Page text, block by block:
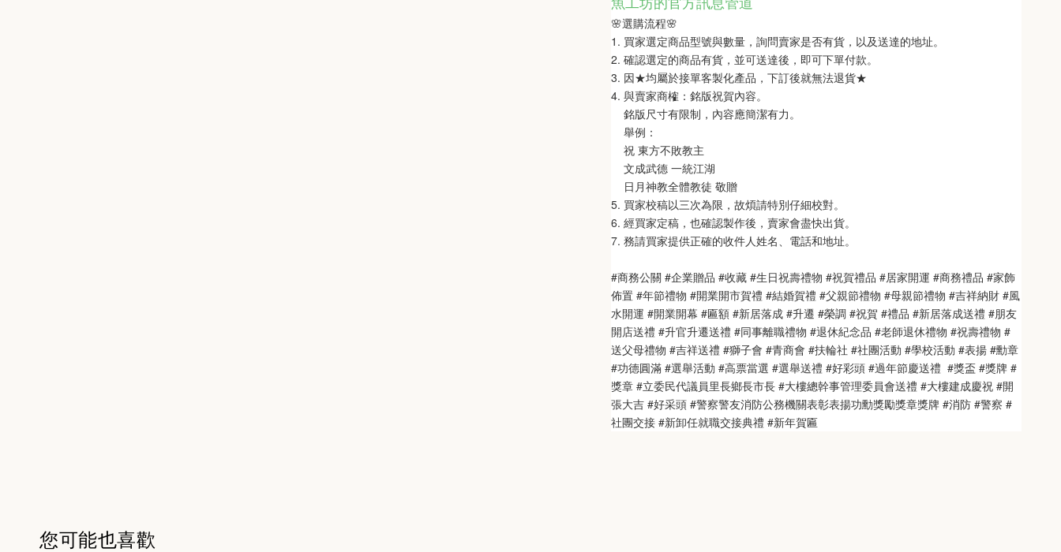
🌸選購流程🌸
1. 買家選定商品型號與數量，詢問賣家是否有貨，以及送達的地址。
2. 確認選定的商品有貨，並可送達後，即可下單付款。
3. 因★均屬於接單客製化產品，下訂後就無法退貨★
4. 與賣家商榷：銘版祝賀內容。
銘版尺寸有限制，內容應簡潔有力。
舉例：
祝 東方不敗教主
文成武德 一統江湖
日月神教全體教徒 敬贈
5. 買家校稿以三次為限，故煩請特別仔細校對。
6. 經買家定稿，也確認製作後，賣家會盡快出貨。
7. 務請買家提供正確的收件人姓名、電話和地址。
#商務公關 #企業贈品 #收藏 #生日祝壽禮物 #祝賀禮品 #居家開運 #商務禮品 #家飾
佈置 #年節禮物 #開業開市賀禮 #結婚賀禮 #父親節禮物 #母親節禮物 #吉祥納財 #風
水開運 #開業開幕 #匾額 #新居落成 #升遷 #榮調 #祝賀 #禮品 #新居落成送禮 #朋友
開店送禮 #升官升遷送禮 #同事離職禮物 #退休紀念品 #老師退休禮物 #祝壽禮物 #
送父母禮物 #吉祥送禮 #獅子會 #青商會 #扶輪社 #社團活動 #學校活動 #表揚 #勳章
#功德圓滿 #選舉活動 #高票當選 #選舉送禮 #好彩頭 #過年節慶送禮  #獎盃 #獎牌 #
獎章 #立委民代議員里長鄉長市長 #大樓總幹事管理委員會送禮 #大樓建成慶祝 #開
張大吉 #好采頭 #警察警友消防公務機關表彰表揚功勳獎勵獎章獎牌 #消防 #警察 #
社團交接 #新卸任就職交接典禮 #新年賀匾
您可能也喜歡